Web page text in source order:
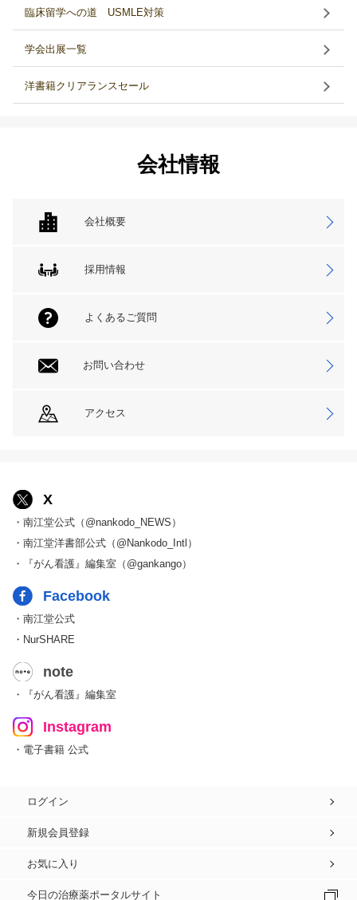
臨床留学への道 USMLE対策
学会出展一覧
洋書籍クリアランスセール
会社情報
会社概要
採用情報
よくあるご質問
お問い合わせ
アクセス
X
・南江堂公式（@nankodo_NEWS）
・南江堂洋書部公式（@Nankodo_Intl）
・『がん看護』編集室（@gankango）
Facebook
・南江堂公式
・NurSHARE
note
・『がん看護』編集室
Instagram
・電子書籍 公式
ログイン
新規会員登録
お気に入り
今日の治療薬ポータルサイト